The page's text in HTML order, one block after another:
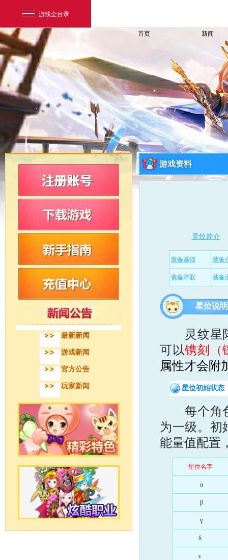
游戏全目录
网易游戏
游戏爱好者
我的足迹： 新飞飞
首页 新闻
最新新闻
游戏新闻
官方公告
玩家新闻
游戏资料
灵纹简介
装备基础 装备
装备淬取 装备
星位说明
灵纹星阵
可以镌刻（
属性才会附
星位初始状态
每个角色
为一级。初
能量值配置
星位名字
α
β
γ
δ
ε